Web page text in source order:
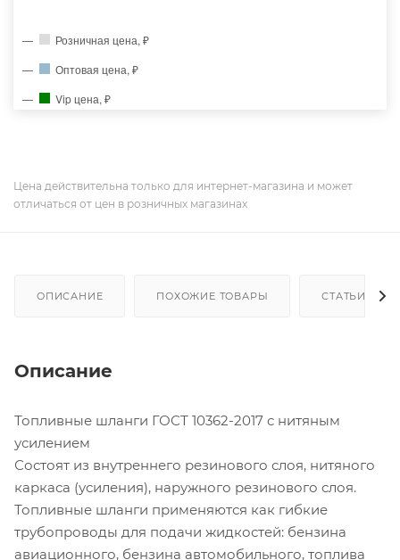
Розничная цена, ₽
Оптовая цена, ₽
Vip цена, ₽
Цена действительна только для интернет-магазина и может
отличаться от цен в розничных магазинах
ОПИСАНИЕ ПОХОЖИЕ ТОВАРЫ СТАТЬИ
Описание
Топливные шланги ГОСТ 10362-2017 с нитяным
усилением
Состоят из внутреннего резинового слоя, нитяного
каркаса (усиления), наружного резинового слоя.
Топливные шланги применяются как гибкие
трубопроводы для подачи жидкостей: бензина
авиационного, бензина автомобильного, топлива